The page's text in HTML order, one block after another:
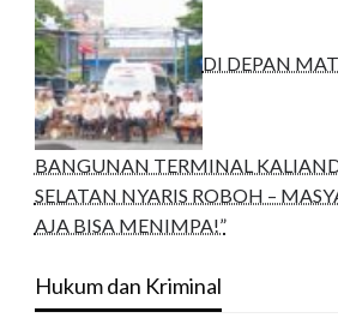
DI DEPAN
BANGUNAN TERMINAL
SELATAN NYARIS ROBOH –
AJA BISA MENIMPA!”
Hukum dan Kriminal